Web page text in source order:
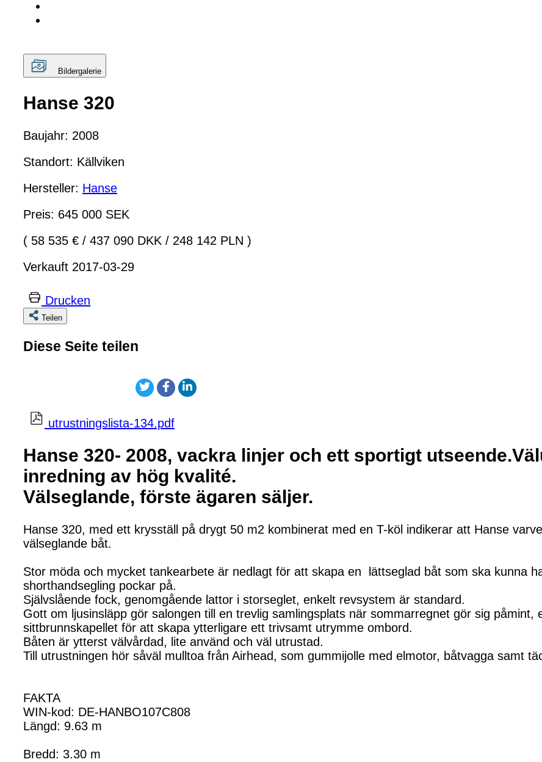
Bildergalerie
Hanse 320
Baujahr: 2008
Standort: Källviken
Hersteller: Hanse
Preis: 645 000 SEK
( 58 535 € / 437 090 DKK / 248 142 PLN )
Verkauft 2017-03-29
Drucken
Teilen
Diese Seite teilen
utrustningslista-134.pdf
Hanse 320- 2008, vackra linjer och ett sportigt
inredning av hög kvalité.
Välseglande, förste ägaren säljer.
Hanse 320, med ett krysställ på drygt 50 m2 kombinerat med en T-köl indikerar att Hanse
välseglande båt.
Stor möda och mycket tankearbete är nedlagt för att skapa en lättseglad båt som ska kunna
shorthandsegling pockar på.
Självslående fock, genomgående lattor i storseglet, enkelt revsystem är standard.
Gott om ljusinsläpp gör salongen till en trevlig samlingsplats när sommarregnet gör sig påmint,
sittbrunnskapellet för att skapa ytterligare ett trivsamt utrymme ombord.
Båten är ytterst välvårdad, lite använd och väl utrustad.
Till utrustningen hör såväl mulltoa från Airhead, som gummijolle med elmotor, båtvagga samt
FAKTA
WIN-kod: DE-HANBO107C808
Längd: 9.63 m
Bredd: 3.30 m